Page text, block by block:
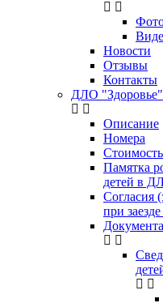
Новости
Отзывы
Контакты
ДЛО "Здоровье"
Описание
Номера
Памятка
детей в
Согласия
при